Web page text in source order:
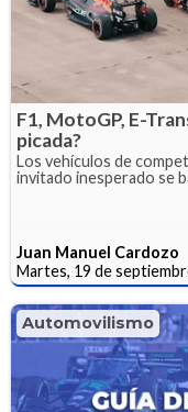
F1, MotoGP, E-
picada?
Los vehículos de
invitado inesperado se
Juan Manuel Cardozo
Martes, 19 de
Automovilismo